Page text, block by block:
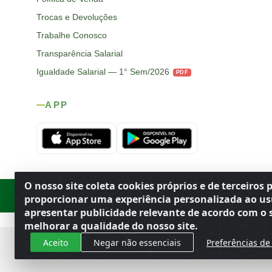
O nosso site coleta cookies próprios e de terceiros
proporcionar uma experiência personalizada ao
apresentar publicidade relevante de acordo com o
melhorar a qualidade do nosso site.
Aceito Negar não essenciais Preferências de
Trocas e Devoluções
Trabalhe Conosco
Transparência Salarial
Igualdade Salarial — 1° Sem/2026
PDF
APP
Rod. SP-215, s/n, km 98 — Área Rural Porto Ferreira/ ·